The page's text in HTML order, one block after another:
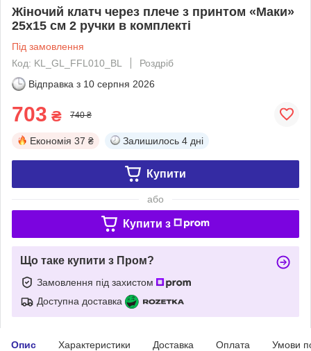
Жіночий клатч через плече з принтом «Маки»
25х15 см 2 ручки в комплекті
Під замовлення
Код: KL_GL_FFL010_BL
Роздріб
Відправка з 10 серпня 2026
703 ₴ 740 ₴
Економія 37 ₴ Залишилось 4 дні
Купити
або
Купити з
Що таке купити з Пром?
Замовлення під захистом
Доступна доставка
Опис Характеристики Доставка Оплата Умови